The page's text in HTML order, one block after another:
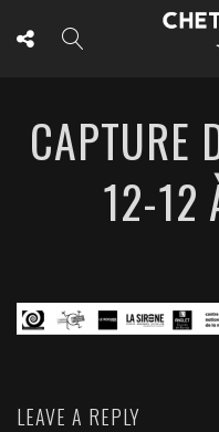
CAPTURE
12-12
LEAVE A REPLY